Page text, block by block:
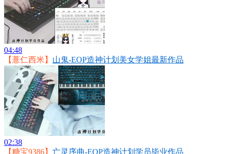
04:48
【薏仁西米】 山鬼-EOP造神计划美女学姐最新作品
02:38
【糖宝9386】 亡灵序曲-EOP造神计划学员毕业作品